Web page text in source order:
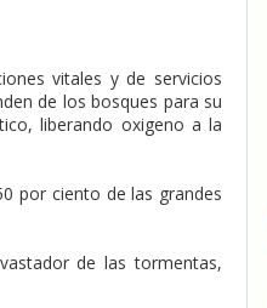
vitales y de servicios
de los bosques para su
liberando oxigeno a la
por ciento de las grandes
de las tormentas,